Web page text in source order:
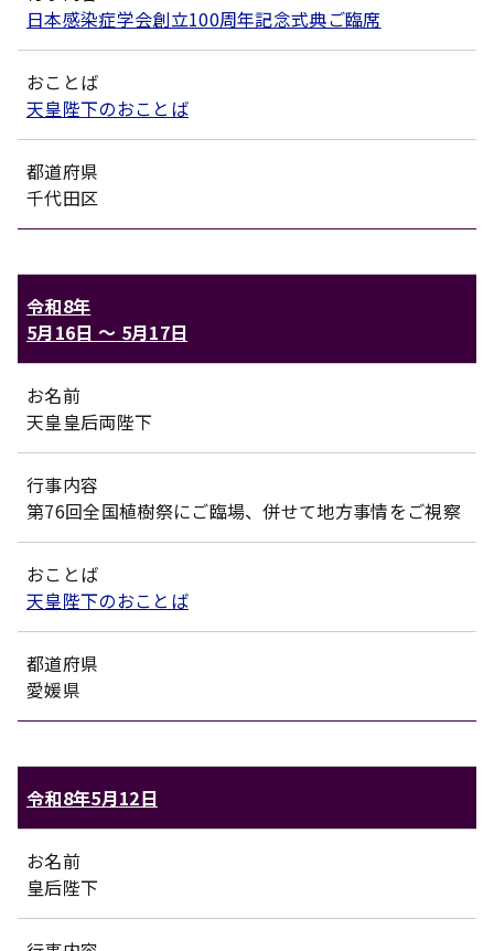
日本感染症学会創立100周年記念式典ご臨席
おことば
天皇陛下のおことば
都道府県
千代田区
令和8年
5月16日 〜 5月17日
お名前
天皇皇后両陛下
行事内容
第76回全国植樹祭にご臨場、併せて地方事情をご視察
おことば
天皇陛下のおことば
都道府県
愛媛県
令和8年5月12日
お名前
皇后陛下